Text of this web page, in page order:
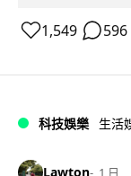
1,549 596
科技娛樂 生活
Lawton 1 日